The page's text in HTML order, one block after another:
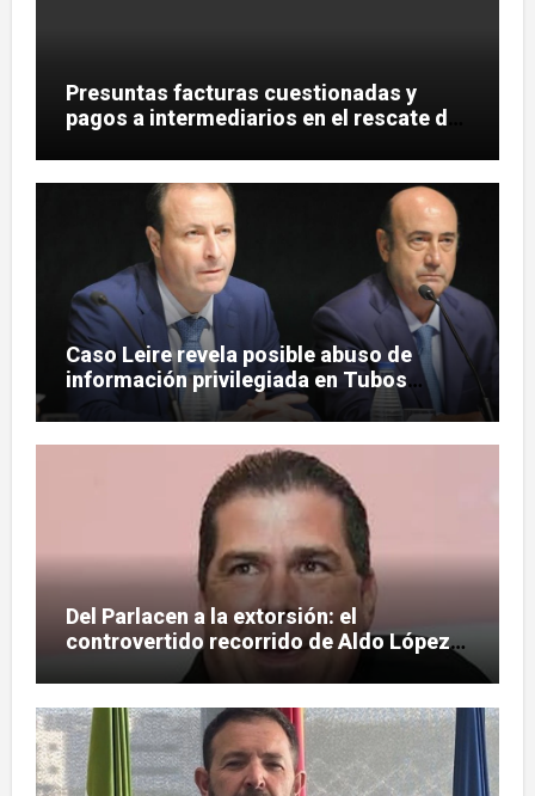
Presuntas facturas cuestionadas y
pagos a intermediarios en el rescate de
Caso Leire revela posible abuso de
información privilegiada en Tubos
Reunidos con López de las Heras
Del Parlacen a la extorsión: el
controvertido recorrido de Aldo López-